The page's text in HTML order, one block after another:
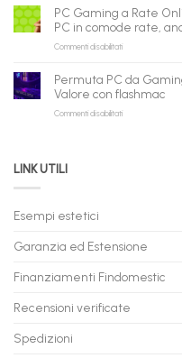
può
fare
shopping
qui
B2B
flashmac
per
rivenditori
in
Pronta
Consegna
Nuovi
Ricondizionati,
Spedizione
PC Gaming a Rate
PC in comode rate,
Commenti disabilitatisu
a
Rate
Online:
anche
a
Permuta PC da
Valore con flashmac
Commenti disabilitatisu
in
con
LINK UTILI
Esempi estetici
Garanzia ed Estensione
Finanziamenti Findomestic
Recensioni verificate
Spedizioni